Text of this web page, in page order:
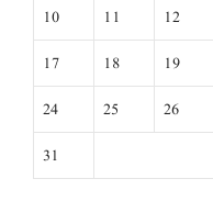
10
11 12
17
18 19
24
25 26
31